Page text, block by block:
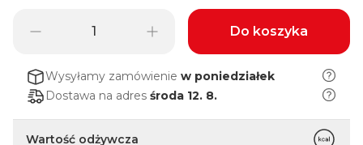
Migdały w gorzkiej czekoladzie 6,80 zł
Czekolada w gorzkiej czekoladzie 6,80 zł
Banan w gorzkiej czekoladzie 6,80 zł
Mango w polewie jogurtowej
Do koszyka
Wysyłamy zamówienie w poniedziałek
Dostawa na adres środa 12. 8.
Wartość odżywcza